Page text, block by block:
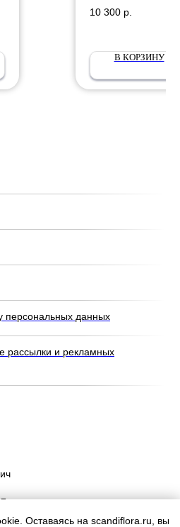
Оставаясь на scandiflora.ru, вы
10 300 р.
В КОРЗИНУ
персональных данных
рассылки и рекламных
офертой